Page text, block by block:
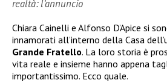
realtà: l’annuncio
Chiara Cainelli e Alfonso D’Apice si
innamorati all’interno della Casa
Grande Fratello. La loro storia è
vita reale e insieme hanno appena
importantissimo. Ecco quale.